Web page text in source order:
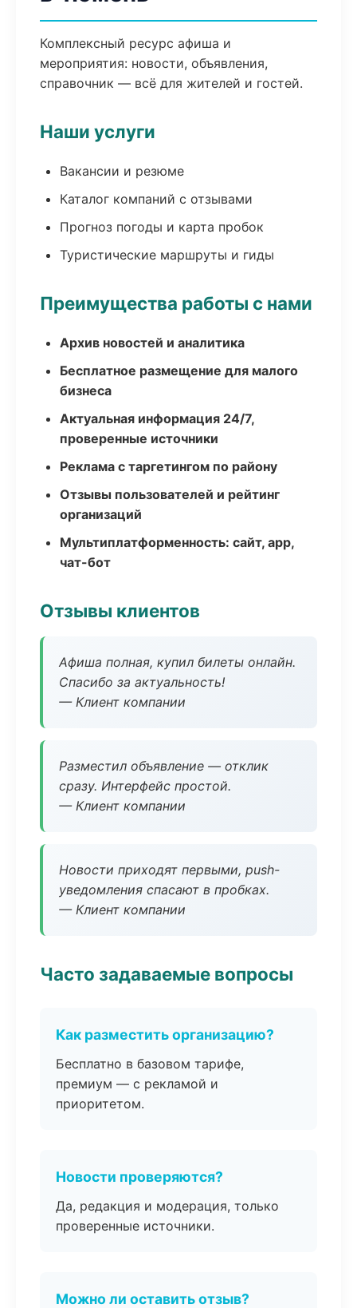
Комплексный ресурс афиша и
мероприятия: новости, объявления,
справочник — всё для жителей и гостей.
Наши услуги
Вакансии и резюме
Каталог компаний с отзывами
Прогноз погоды и карта пробок
Туристические маршруты и гиды
Преимущества работы с нами
Архив новостей и аналитика
Бесплатное размещение для малого
бизнеса
Актуальная информация 24/7,
проверенные источники
Реклама с таргетингом по району
Отзывы пользователей и рейтинг
организаций
Мультиплатформенность: сайт, app,
чат-бот
Отзывы клиентов
Афиша полная, купил билеты онлайн.
Спасибо за актуальность!
— Клиент компании
Разместил объявление — отклик
сразу. Интерфейс простой.
— Клиент компании
Новости приходят первыми, push-
уведомления спасают в пробках.
— Клиент компании
Часто задаваемые вопросы
Как разместить организацию?
Бесплатно в базовом тарифе,
премиум — с рекламой и
приоритетом.
Новости проверяются?
Да, редакция и модерация, только
проверенные источники.
Можно ли оставить отзыв?